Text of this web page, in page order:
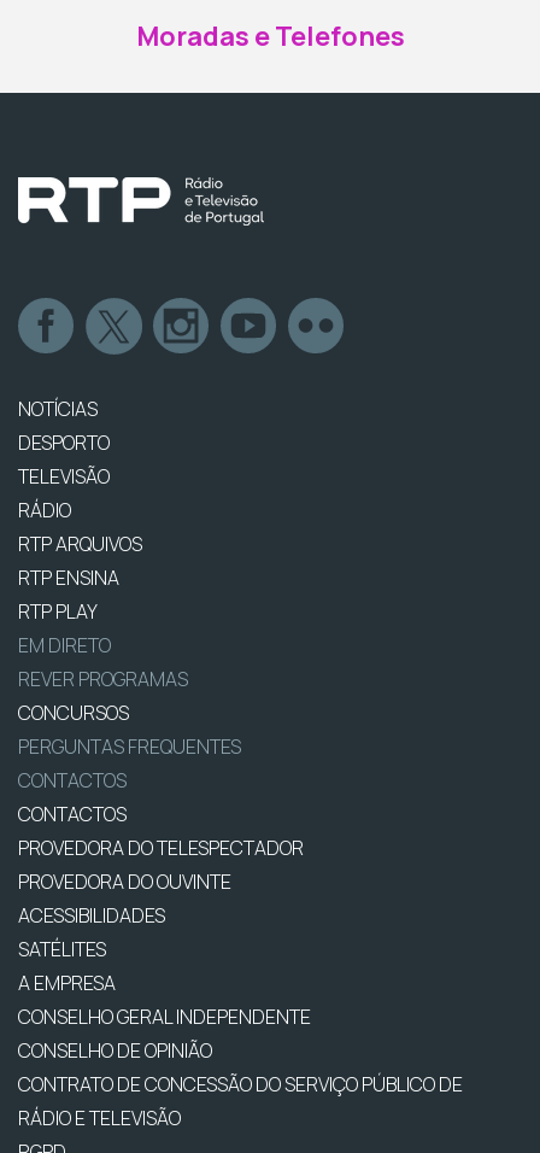
Moradas e Telefones
NOTÍCIAS
DESPORTO
TELEVISÃO
RÁDIO
RTP ARQUIVOS
RTP ENSINA
RTP PLAY
EM DIRETO
REVER PROGRAMAS
CONCURSOS
PERGUNTAS FREQUENTES
CONTACTOS
CONTACTOS
PROVEDORA DO TELESPECTADOR
PROVEDORA DO OUVINTE
ACESSIBILIDADES
SATÉLITES
A EMPRESA
CONSELHO GERAL INDEPENDENTE
CONSELHO DE OPINIÃO
CONTRATO DE CONCESSÃO DO SERVIÇO PÚBLICO DE
RÁDIO E TELEVISÃO